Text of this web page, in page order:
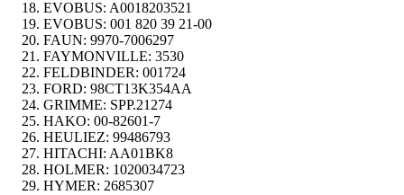
EVOBUS: A0018203521
EVOBUS: 001 820 39 21-00
FAUN: 9970-7006297
FAYMONVILLE: 3530
FELDBINDER: 001724
FORD: 98CT13K354AA
GRIMME: SPP.21274
HAKO: 00-82601-7
HEULIEZ: 99486793
HITACHI: AA01BK8
HOLMER: 1020034723
HYMER: 2685307